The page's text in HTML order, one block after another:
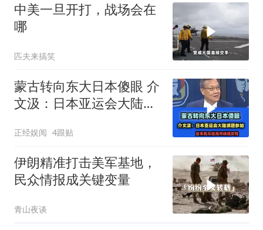
中美一旦开打，战场会在
哪
匹夫来搞笑
蒙古转向东大日本傻眼 介
文汲：日本亚运会大陆派
正经娱阅 4跟贴
伊朗精准打击美军基地，
民众情报成关键变量
青山夜谈